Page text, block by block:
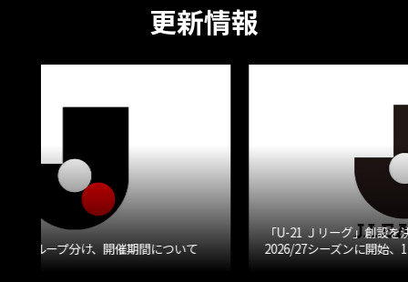
更新情報
「U-21 Ｊリーグ」創設を決定- 東西2リーグ制で
2026/27シーズンに開始、11クラブが参加 -